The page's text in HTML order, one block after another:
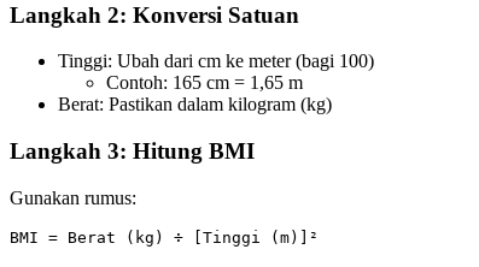
Langkah 2: Konversi Satuan
Tinggi: Ubah dari cm ke meter (bagi 100)
Contoh: 165 cm = 1,65 m
Berat: Pastikan dalam kilogram (kg)
Langkah 3: Hitung BMI
Gunakan rumus: